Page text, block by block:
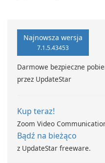
Najnowsza wersja
7.1.5.43453
Darmowe bezpieczne
przez UpdateStar
Kup teraz!
Zoom Video
Bądź na bieżąco
z UpdateStar freeware.